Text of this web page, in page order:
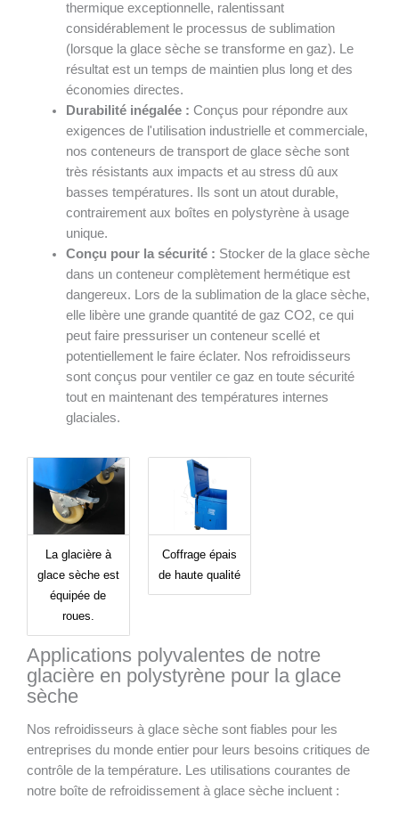
thermique exceptionnelle, ralentissant
considérablement le processus de sublimation
(lorsque la glace sèche se transforme en gaz). Le
résultat est un temps de maintien plus long et des
économies directes.
Durabilité inégalée : Conçus pour répondre aux
exigences de l'utilisation industrielle et commerciale,
nos conteneurs de transport de glace sèche sont
très résistants aux impacts et au stress dû aux
basses températures. Ils sont un atout durable,
contrairement aux boîtes en polystyrène à usage
unique.
Conçu pour la sécurité : Stocker de la glace sèche
dans un conteneur complètement hermétique est
dangereux. Lors de la sublimation de la glace sèche,
elle libère une grande quantité de gaz CO2, ce qui
peut faire pressuriser un conteneur scellé et
potentiellement le faire éclater. Nos refroidisseurs
sont conçus pour ventiler ce gaz en toute sécurité
tout en maintenant des températures internes
glaciales.
La glacière à
glace sèche est
équipée de
roues.
Coffrage épais
de haute qualité
Applications polyvalentes de notre
glacière en polystyrène pour la glace
sèche
Nos refroidisseurs à glace sèche sont fiables pour les
entreprises du monde entier pour leurs besoins critiques de
contrôle de la température. Les utilisations courantes de
notre boîte de refroidissement à glace sèche incluent :